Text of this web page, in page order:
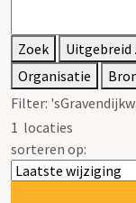
Zoek
Uitgebreid
Organisatie
Filter:
1 locaties
sorteren op: